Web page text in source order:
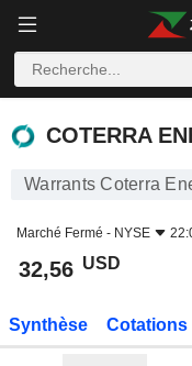
COTERRA ENERGY
COTERRA
Warrants Coterra
Marché Fermé - NYSE
32,56 USD
Synthèse Cotations